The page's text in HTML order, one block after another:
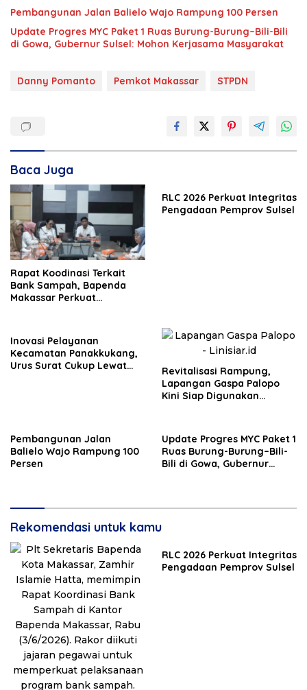
Pembangunan Jalan Balielo Wajo Rampung 100 Persen
Update Progres MYC Paket 1 Ruas Burung-Burung–Bili-Bili
di Gowa, Gubernur Sulsel: Mohon Kerjasama Masyarakat
Danny Pomanto Pemkot Makassar STPDN
Baca Juga
Rapat Koodinasi Terkait
Bank Sampah, Bapenda
Makassar Perkuat
RLC 2026 Perkuat Integritas
Pengadaan Pemprov Sulsel
Inovasi Pelayanan
Kecamatan Panakkukang,
Urus Surat Cukup Lewat
Revitalisasi Rampung,
Lapangan Gaspa Palopo
Kini Siap Digunakan
Pembangunan Jalan
Balielo Wajo Rampung 100
Persen
Update Progres MYC Paket 1
Ruas Burung-Burung–Bili-
Bili di Gowa, Gubernur
Rekomendasi untuk kamu
RLC 2026 Perkuat Integritas
Pengadaan Pemprov Sulsel